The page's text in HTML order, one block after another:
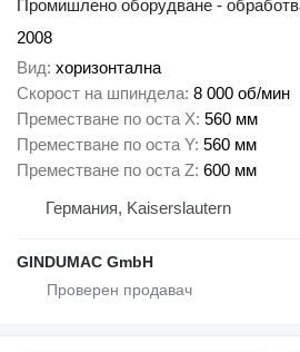
Промишлено оборудване -
2008
Вид хоризонтална
Скорост на шпиндела 8 000 об/мин
Преместване по оста X 560 мм
Преместване по оста Y 560 мм
Преместване по оста Z 600 мм
Германия, Kaiserslautern
GINDUMAC GmbH